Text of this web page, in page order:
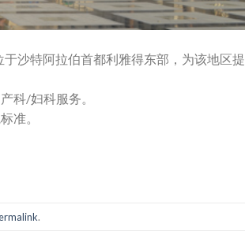
沙特阿拉伯首都利雅得东部，为该地区提
科/妇科服务。
准。
.